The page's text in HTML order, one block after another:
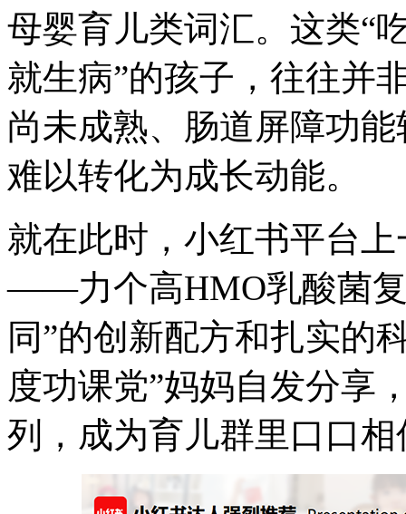
母婴育儿类词汇。这类“
就生病”的孩子，往往并
尚未成熟、肠道屏障功
难以转化为成长动能。
就在此时，小红书平台
——力个高HMO乳酸菌复
同”的创新配方和扎实的
度功课党”妈妈自发分享
列，成为育儿群里口口相